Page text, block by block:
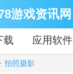
游戏资讯网
载 应用软件
拍照摄影